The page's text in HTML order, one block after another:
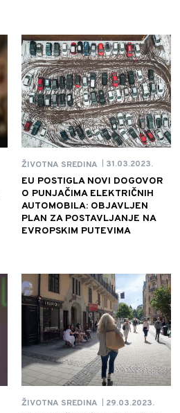
ŽIVOTNA SREDINA 31.03.2023.
EU POSTIGLA NOVI DOGOVOR
O PUNJAČIMA ELEKTRIČNIH
AUTOMOBILA: OBJAVLJEN
PLAN ZA POSTAVLJANJE NA
EVROPSKIM PUTEVIMA
ŽIVOTNA SREDINA 29.03.2023.